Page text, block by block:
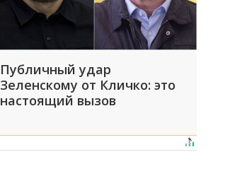
Публичный удар
Зеленскому от Кличко: это
настоящий вызов